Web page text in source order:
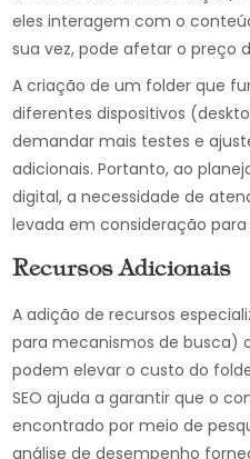
eles interagem com o
sua vez, pode afetar o preço
A criação de um folder que
diferentes dispositivos
demandar mais testes e
adicionais. Portanto, ao
digital, a necessidade de
levada em consideração
Recursos Adicionais
A adição de recursos
para mecanismos de busca)
podem elevar o custo do
SEO ajuda a garantir que o
encontrado por meio de
análise de desempenho